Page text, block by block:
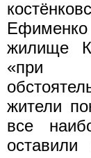
жилище
«при
жители
все